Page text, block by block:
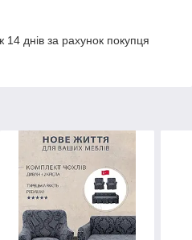
днів за рахунок покупця